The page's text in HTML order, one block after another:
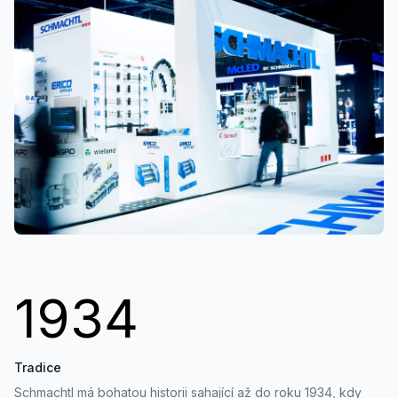
1934
Tradice
Schmachtl má bohatou historii sahající až do roku 1934, kdy